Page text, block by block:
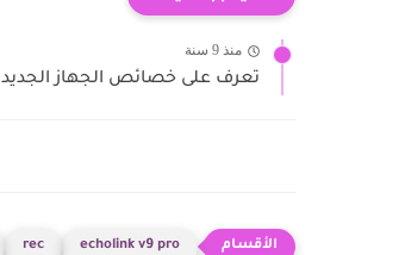
منذ 9 سنة
تعرف على خصائص الجهاز الجديد ECHOLINK V9 Pro 2
echolink v9 pro
rec